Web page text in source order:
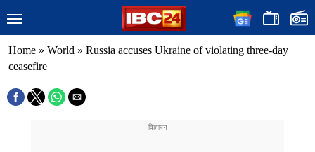
Home » World » Russia accuses Ukraine of violating three-day
ceasefire